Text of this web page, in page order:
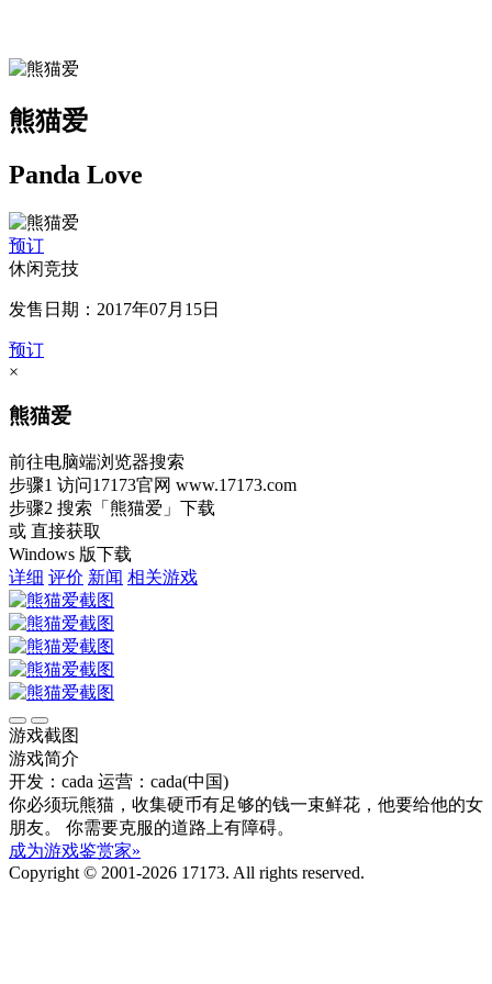
熊猫爱
Panda Love
预订
休闲竞技
发售日期：2017年07月15日
预订
×
熊猫爱
前往电脑端浏览器搜索
步骤1 访问17173官网 www.17173.com
步骤2 搜索 「熊猫爱」 下载
或 直接获取
Windows 版下载
详细 评价 新闻 相关游戏
游戏截图
游戏简介
开发：cada 运营：cada(中国)
你必须玩熊猫，收集硬币有足够的钱一束鲜花，他要给他的女
朋友。 你需要克服的道路上有障碍。
成为游戏鉴赏家»
Copyright © 2001-2026 17173. All rights reserved.